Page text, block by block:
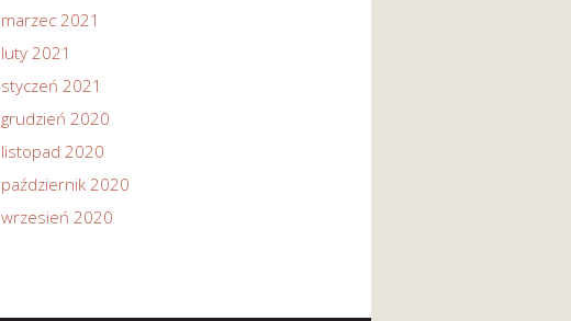
marzec 2021
luty 2021
styczeń 2021
grudzień 2020
listopad 2020
październik 2020
wrzesień 2020